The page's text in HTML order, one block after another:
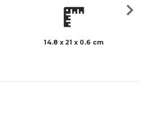
14.8 x 21 x 0.6 cm